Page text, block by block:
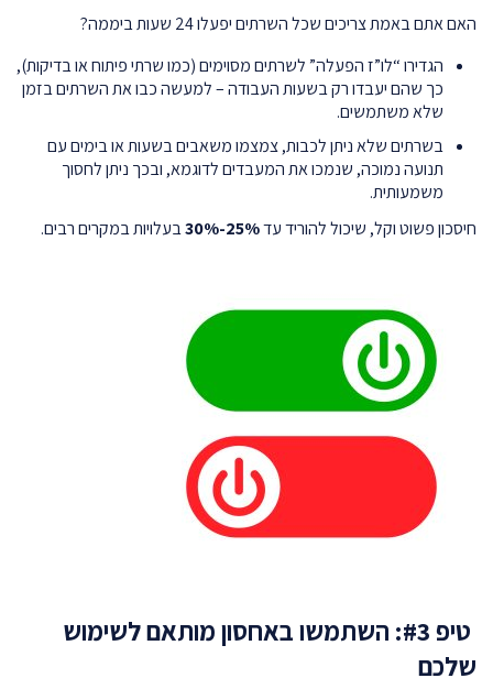
האם אתם באמת צריכים שכל השרתים יפעלו 24 שעות ביממה?
הגדירו “לו”ז הפעלה” לשרתים מסוימים (כמו שרתי פיתוח או בדיקות),
כך שהם יעבדו רק בשעות העבודה – למעשה כבו את השרתים בזמן
שלא משתמשים.
בשרתים שלא ניתן לכבות, צמצמו משאבים בשעות או בימים עם
תנועה נמוכה, שנמכו את המעבדים לדוגמא, ובכך ניתן לחסוך
משמעותית.
חיסכון פשוט וקל, שיכול להוריד עד25%-30% בעלויות במקרים רבים.
טיפ #3: השתמשו באחסון מותאם לשימוש
שלכם